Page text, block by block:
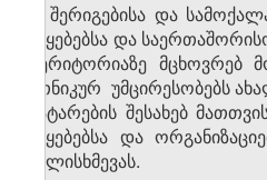
6. შერიგებისა და
უწყებებსა და
ტერიტორიაზე მცხოვრებ
ეთნიკურ უმცირესობებს
გატარების შესახებ
უწყებებსა და
ძალისხმევას.